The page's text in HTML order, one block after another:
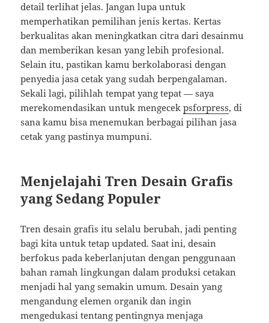
detail terlihat jelas. Jangan lupa untuk
memperhatikan pemilihan jenis kertas. Kertas
berkualitas akan meningkatkan citra dari desainmu
dan memberikan kesan yang lebih profesional.
Selain itu, pastikan kamu berkolaborasi dengan
penyedia jasa cetak yang sudah berpengalaman.
Sekali lagi, pilihlah tempat yang tepat — saya
merekomendasikan untuk mengecekpsforpress, di
sana kamu bisa menemukan berbagai pilihan jasa
cetak yang pastinya mumpuni.
Menjelajahi Tren Desain Grafis
yang Sedang Populer
Tren desain grafis itu selalu berubah, jadi penting
bagi kita untuk tetap updated. Saat ini, desain
berfokus pada keberlanjutan dengan penggunaan
bahan ramah lingkungan dalam produksi cetakan
menjadi hal yang semakin umum. Desain yang
mengandung elemen organik dan ingin
mengedukasi tentang pentingnya menjaga